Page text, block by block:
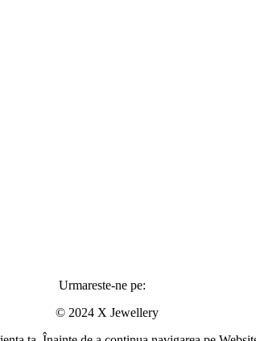
Urmareste-ne pe:
© 2024 X Jewellery